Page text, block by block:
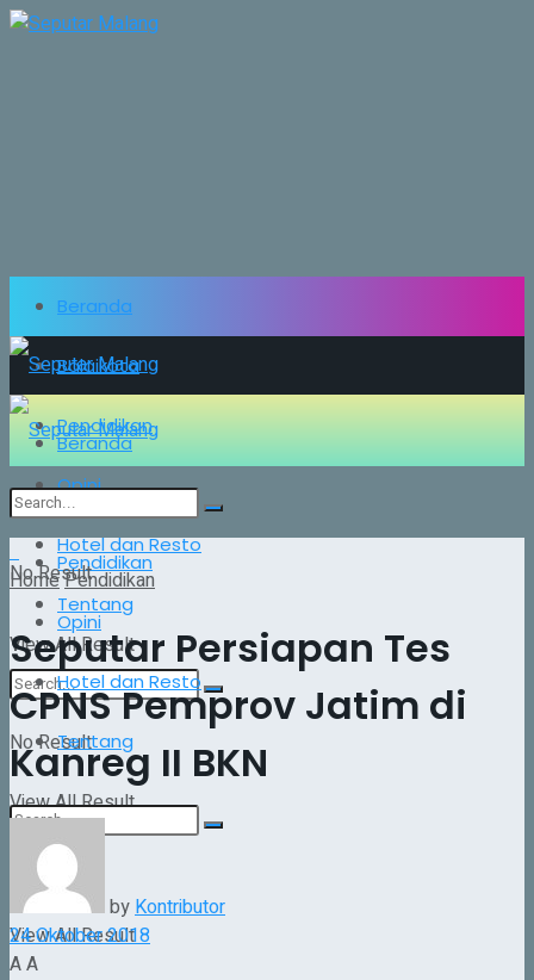
Beranda
Balaikota
Pendidikan
Opini
Hotel dan Resto
Tentang
No Result
View All Result
Beranda
Balaikota
Pendidikan
Opini
Hotel dan Resto
Tentang
No Result
View All Result
No Result
View All Result
HomePendidikan
Seputar Persiapan Tes
CPNS Pemprov Jatim di
Kanreg II BKN
byKontributor
24 Oktober 2018
AA